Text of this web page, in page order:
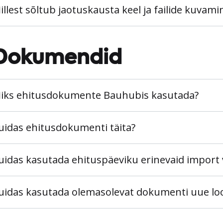
sõltub jaotuskausta keel ja failide
ehitusdokumente Bauhubis kasutada?
ehitusdokumenti täita?
kasutada ehituspäeviku erinevaid import
kasutada olemasolevat dokumenti uue